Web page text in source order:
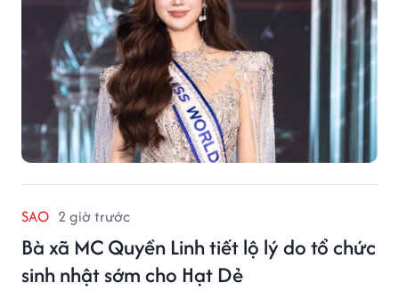
SAO 2 giờ trước
Bà xã MC Quyền Linh tiết lộ lý do tổ chức
sinh nhật sớm cho Hạt Dẻ